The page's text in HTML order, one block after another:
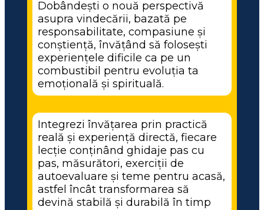
Dobândești o nouă perspectivă
asupra vindecării, bazată pe
responsabilitate, compasiune și
conștiență, învățând să folosești
experiențele dificile ca pe un
combustibil pentru evoluția ta
emoțională și spirituală.
Integrezi învățarea prin practică
reală și experiență directă, fiecare
lecție conținând ghidaje pas cu
pas, măsurători, exerciții de
autoevaluare și teme pentru acasă,
astfel încât transformarea să
devină stabilă și durabilă în timp